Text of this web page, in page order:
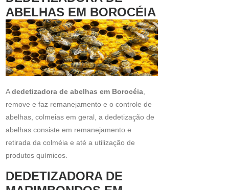
ABELHAS EM BOROCÉIA
Adedetizadora de abelhas em Borocéia
remove e faz remanejamento e o controle de
abelhas, colmeias em geral, a dedetização de
abelhas consiste em remanejamento e
retirada da colméia e até a utilização de
produtos químicos.
DEDETIZADORA DE